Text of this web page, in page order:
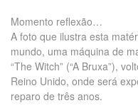
Momento reflexão…
A foto que ilustra esta
mundo, uma máquina de
“The Witch” (“A Bruxa”),
Reino Unido, onde será
reparo de três anos.